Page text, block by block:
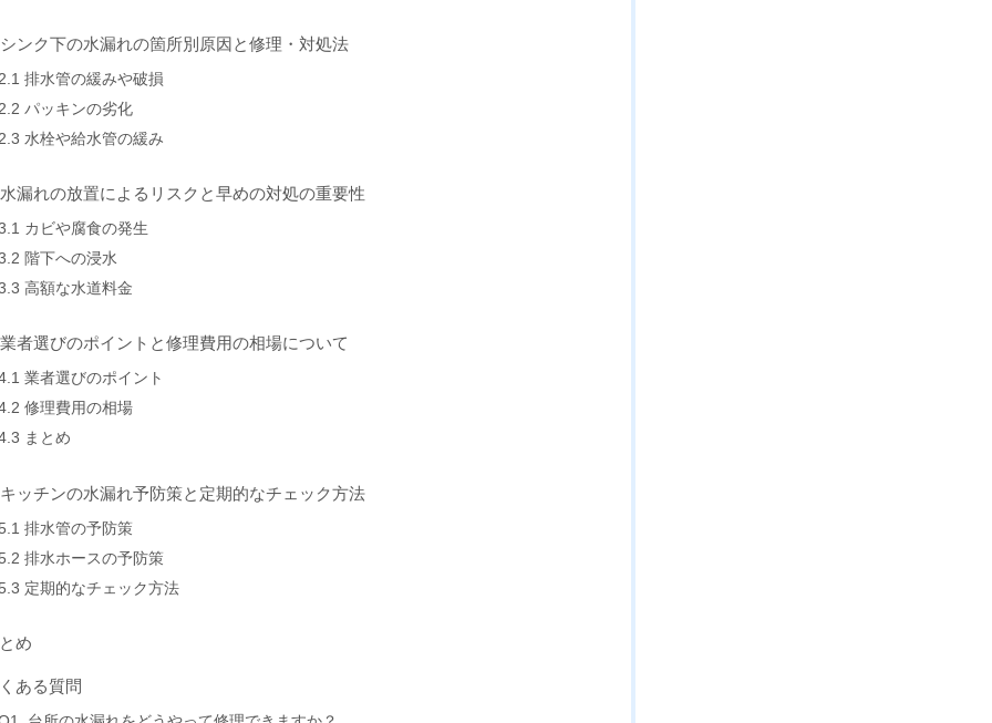
ンク下の水漏れの箇所別原因と修理・対処法
排水管の緩みや破損
パッキンの劣化
水栓や給水管の緩み
漏れの放置によるリスクと早めの対処の重要性
カビや腐食の発生
階下への浸水
高額な水道料金
者選びのポイントと修理費用の相場について
業者選びのポイント
修理費用の相場
まとめ
ッチンの水漏れ予防策と定期的なチェック方法
排水管の予防策
排水ホースの予防策
定期的なチェック方法
め
ある質問